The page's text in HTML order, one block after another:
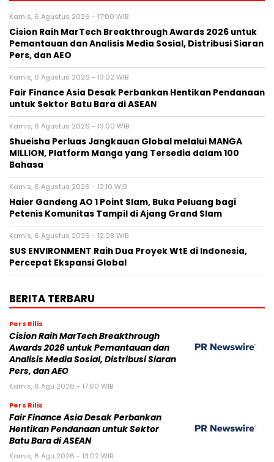
Kamis, 6 Agustus 2026 - 17:00 WIB
Cision Raih MarTech Breakthrough Awards 2026 untuk
Pemantauan dan Analisis Media Sosial, Distribusi Siaran
Pers, dan AEO
Kamis, 6 Agustus 2026 - 13:02 WIB
Fair Finance Asia Desak Perbankan Hentikan Pendanaan
untuk Sektor Batu Bara di ASEAN
Kamis, 6 Agustus 2026 - 13:00 WIB
Shueisha Perluas Jangkauan Global melalui MANGA
MILLION, Platform Manga yang Tersedia dalam 100
Bahasa
Kamis, 6 Agustus 2026 - 12:10 WIB
Haier Gandeng AO 1 Point Slam, Buka Peluang bagi
Petenis Komunitas Tampil di Ajang Grand Slam
Kamis, 6 Agustus 2026 - 12:08 WIB
SUS ENVIRONMENT Raih Dua Proyek WtE di Indonesia,
Percepat Ekspansi Global
BERITA TERBARU
Pers Rilis
Cision Raih MarTech Breakthrough
Awards 2026 untuk Pemantauan dan
Analisis Media Sosial, Distribusi Siaran
Pers, dan AEO
Kamis, 6 Agu 2026 - 17:00 WIB
Pers Rilis
Fair Finance Asia Desak Perbankan
Hentikan Pendanaan untuk Sektor
Batu Bara di ASEAN
Kamis, 6 Agu 2026 - 13:02 WIB